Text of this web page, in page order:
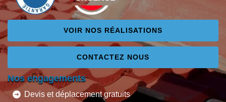
VOIR NOS RÉALISATIONS
CONTACTEZ NOUS
Nos engagements
Devis et déplacement gratuits